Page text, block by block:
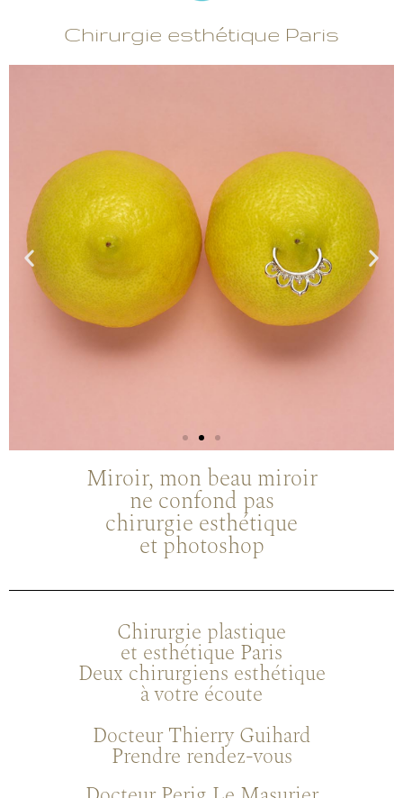
Chirurgie esthétique Paris
SEINS
L'Art de
préjugés !
+
Miroir, mon beau miroir
ne confond pas
chirurgie esthétique
et photoshop
Chirurgie plastique
et esthétique Paris
Deux chirurgiens esthétique
à votre écoute
Docteur Thierry Guihard
Prendre rendez-vous